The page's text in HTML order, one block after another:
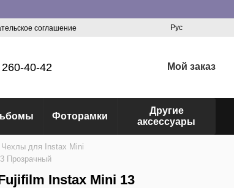
соглашение
Рус
40-42 Мой заказ
Фоторамки
Другие
аксессуары
Чехлы для Instax Mini
Прозрачный
Instax Mini 13